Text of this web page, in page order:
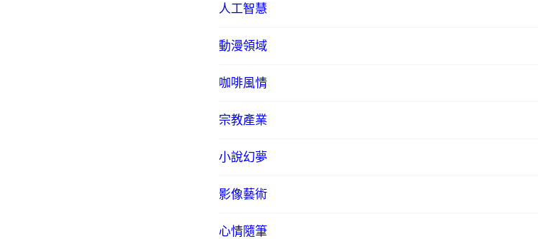
人工智慧
動漫領域
咖啡風情
宗教產業
小說幻夢
影像藝術
心情隨筆